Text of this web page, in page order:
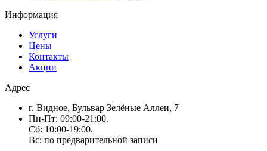
Информация
Услуги
Цены
Контакты
Акции
Адрес
г. Видное, Бульвар Зелёные Аллеи, 7
Пн-Пт: 09:00-21:00.
Сб: 10:00-19:00.
Вс: по предварительной записи